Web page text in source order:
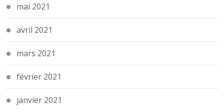
mai 2021
avril 2021
mars 2021
février 2021
janvier 2021